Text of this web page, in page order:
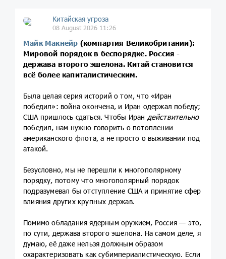
Китайская угроза
08 August 2026 11:26
Майк Макнейр (компартия Великобритании):
Мировой порядок в беспорядке. Россия -
держава второго эшелона. Китай становится
всё более капиталистическим.
Была целая серия историй о том, что «Иран
победил»: война окончена, и Иран одержал победу;
США пришлось сдаться. Чтобы Иран действительно
победил, нам нужно говорить о потоплении
американского флота, а не просто о выживании под
атакой.
Безусловно, мы не перешли к многополярному
порядку, потому что многополярный порядок
подразумевал бы отступление США и принятие сфер
влияния других крупных держав.
Помимо обладания ядерным оружием, Россия — это,
по сути, держава второго эшелона. На самом деле, я
думаю, её даже нельзя должным образом
охарактеризовать как субимпериалистическую. Если